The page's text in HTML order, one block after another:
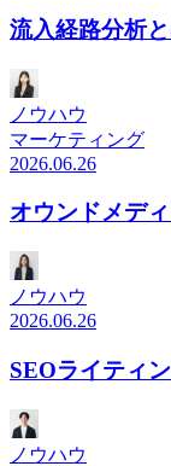
流入経路分析
ノウハウ
マーケティング
2026.06.26
オウンドメデ
ノウハウ
2026.06.26
SEOライティ
ノウハウ